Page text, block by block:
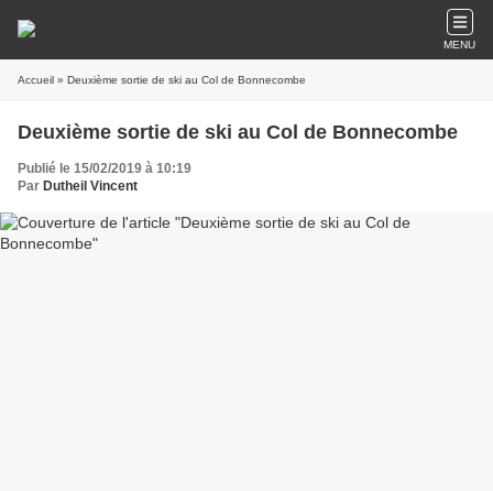
MENU
Accueil » Deuxième sortie de ski au Col de Bonnecombe
Deuxième sortie de ski au Col de Bonnecombe
Publié le 15/02/2019 à 10:19
Par Dutheil Vincent